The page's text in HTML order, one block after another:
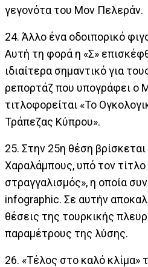
γεγονότα του Μον Πελεράν.
24. Άλλο ένα οδοιπορικό
Αυτή τη φορά η «Σ»
ιδιαίτερα σημαντικό για
ρεπορτάζ που υπογράφει ο
τιτλοφορείται «Το
Τράπεζας Κύπρου».
25. Στην 25η θέση
Χαραλάμπους, υπό τον τίτλο
στραγγαλισμός», η οποία
infographic. Σε αυτήν
θέσεις της τουρκικής
παραμέτρους της λύσης.
26. «Τέλος στο καλό κλίμα»